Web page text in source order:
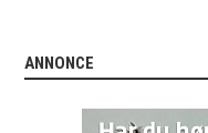
ANNONCE